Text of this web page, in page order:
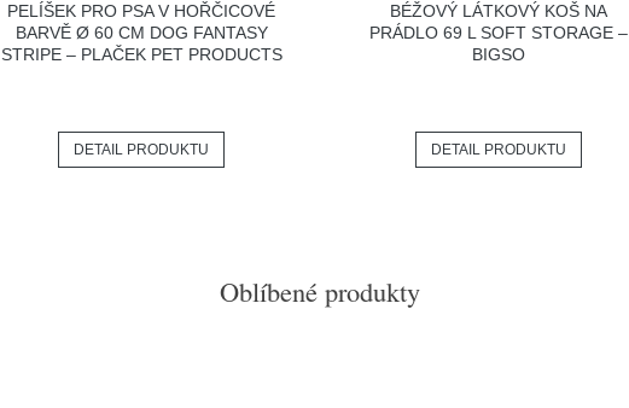
PELÍŠEK PRO PSA V HOŘČICOVÉ
BARVĚ Ø 60 CM DOG FANTASY
STRIPE – PLAČEK PET PRODUCTS
DETAIL PRODUKTU
BÉŽOVÝ LÁTKOVÝ KOŠ NA
PRÁDLO 69 L SOFT STORAGE –
BIGSO
DETAIL PRODUKTU
Oblíbené produkty